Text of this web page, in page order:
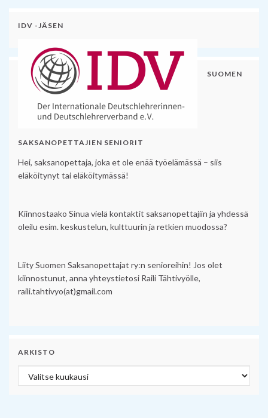
IDV -JÄSEN
SUOMEN
SAKSANOPETTAJIEN SENIORIT
Hei, saksanopettaja, joka et ole enää työelämässä – siis
eläköitynyt tai eläköitymässä!
Kiinnostaako Sinua vielä kontaktit saksanopettajiin ja yhdessä
oleilu esim. keskustelun, kulttuurin ja retkien muodossa?
Liity Suomen Saksanopettajat ry:n senioreihin! Jos olet
kiinnostunut, anna yhteystietosi Raili Tähtivyölle,
raili.tahtivyo(at)gmail.com
ARKISTO
Arkisto